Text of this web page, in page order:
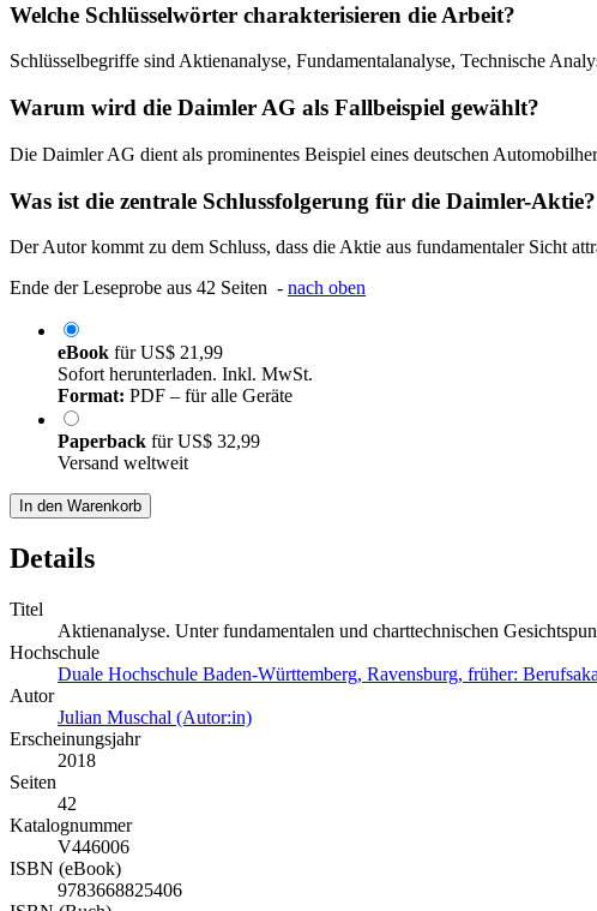
Welche Schlüsselwörter charakterisieren die Arbeit?
Schlüsselbegriffe sind Aktienanalyse, Fundamentalanalyse, Technische
Warum wird die Daimler AG als Fallbeispiel gewählt?
Die Daimler AG dient als prominentes Beispiel eines deutschen
Was ist die zentrale Schlussfolgerung für die Daimler-Aktie?
Der Autor kommt zu dem Schluss, dass die Aktie aus fundamentaler Sicht
Ende der Leseprobe aus 42 Seiten - nach oben
eBook fürUS$ 21,99
Sofort herunterladen. Inkl. MwSt.
Format: PDF – für alle Geräte
Paperback fürUS$ 32,99
Versand weltweit
In den Warenkorb
Details
Titel
Aktienanalyse. Unter fundamentalen und charttechnischen
Hochschule
Duale Hochschule Baden-Württemberg, Ravensburg, früher:
Autor
Julian Muschal (Autor:in)
Erscheinungsjahr
2018
Seiten
42
Katalognummer
V446006
ISBN (eBook)
9783668825406